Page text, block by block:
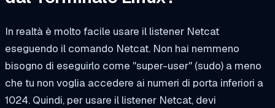
In realtà è molto facile usare il listener Netcat
eseguendo il comando Netcat. Non hai nemmeno
bisogno di eseguirlo come "super-user" (sudo) a meno
che tu non voglia accedere ai numeri di porta inferiori a
1024. Quindi, per usare il listener Netcat, devi